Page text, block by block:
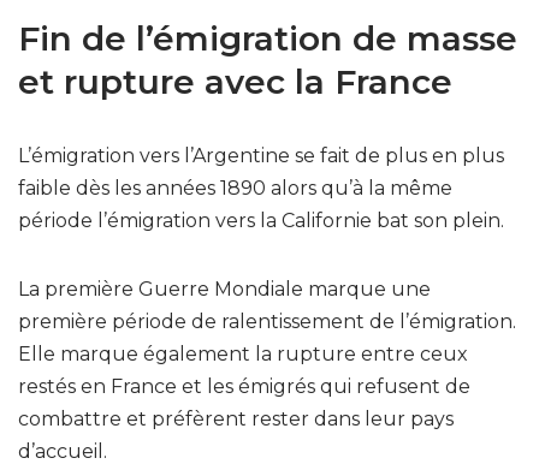
Fin de l’émigration de masse
et rupture avec la France
L’émigration vers l’Argentine se fait de plus en plus
faible dès les années 1890 alors qu’à la même
période l’émigration vers la Californie bat son plein.
La première Guerre Mondiale marque une
première période de ralentissement de l’émigration.
Elle marque également la rupture entre ceux
restés en France et les émigrés qui refusent de
combattre et préfèrent rester dans leur pays
d’accueil.